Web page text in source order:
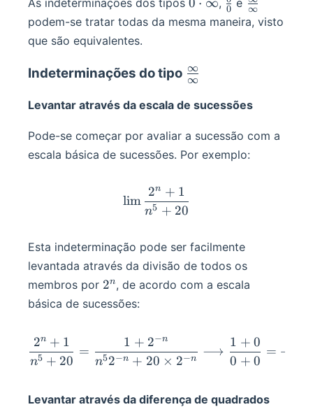
As indeterminações dos tipos , 0 e ∞
podem-se tratar todas da mesma maneira, visto
que são equivalentes.
Indeterminações do tipo \frac\infin\infin
∞
∞
Levantar através da escala de sucessões
Pode-se começar por avaliar a sucessão com a
escala básica de sucessões. Por exemplo:
lim
n5 + 20
2n + 1
Esta indeterminação pode ser facilmente
levantada através da divisão de todos os
membros por 2^n
2n, de acordo com a escala
básica de sucessões:
n5 + 20
2n + 1
=
n52−n + 20 × 2−n
1 + 2−n
⟶
0 + 0
1 + 0
= +
Levantar através da diferença de quadrados